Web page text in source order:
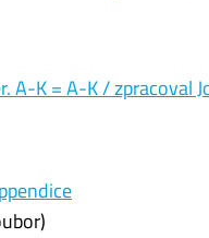
A-K = A-K / zpracoval